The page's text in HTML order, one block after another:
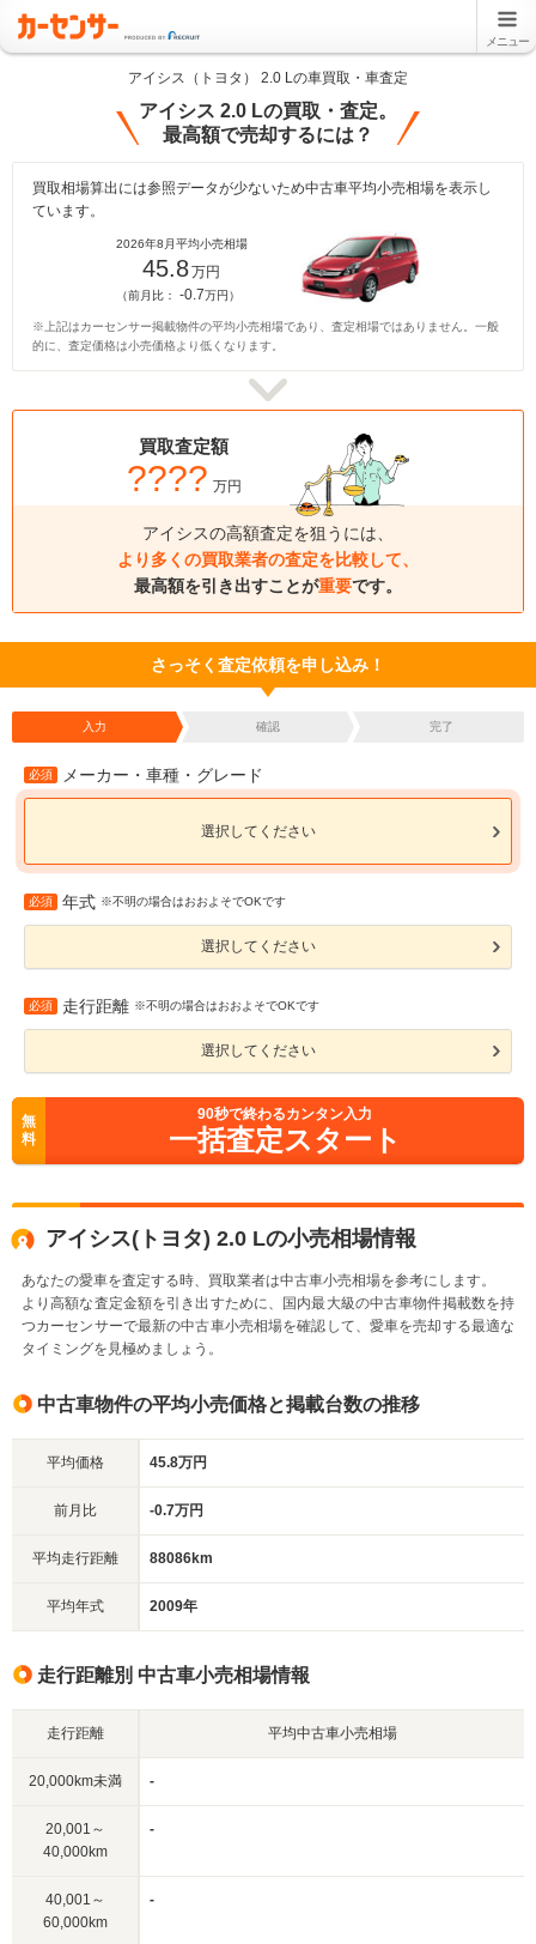
メニュー
アイシス（トヨタ） 2.0 Lの車買取・車査定
アイシス 2.0 Lの買取・査定。
最高額で売却するには？
買取相場算出には参照データが少ないため中古車平均小売相場を表示し
ています。
2026年8月平均小売相場
45.8万円
（前月比： -0.7万円）
※上記はカーセンサー掲載物件の平均小売相場であり、査定相場ではありません。一般
的に、査定価格は小売価格より低くなります。
買取査定額
???? 万円
アイシスの高額査定を狙うには、
より多くの買取業者の査定を比較して、
最高額を引き出すことが重要です。
さっそく査定依頼を申し込み！
入力 確認 完了
必須 メーカー・車種・グレード
選択してください
必須 年式 ※不明の場合はおおよそでOKです
選択してください
必須 走行距離 ※不明の場合はおおよそでOKです
選択してください
無
料
90秒で終わるカンタン入力
一括査定スタート
アイシス(トヨタ) 2.0 Lの小売相場情報
あなたの愛車を査定する時、買取業者は中古車小売相場を参考にします。
より高額な査定金額を引き出すために、国内最大級の中古車物件掲載数を持
つカーセンサーで最新の中古車小売相場を確認して、愛車を売却する最適な
タイミングを見極めましょう。
中古車物件の平均小売価格と掲載台数の推移
平均価格 45.8万円
前月比 -0.7万円
平均走行距離 88086km
平均年式 2009年
走行距離別 中古車小売相場情報
走行距離 平均中古車小売相場
20,000km未満 -
20,001～
40,000km
-
40,001～
60,000km
-